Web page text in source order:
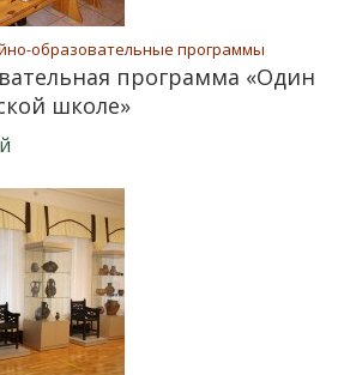
образовательные программы
программа «Один
школе»